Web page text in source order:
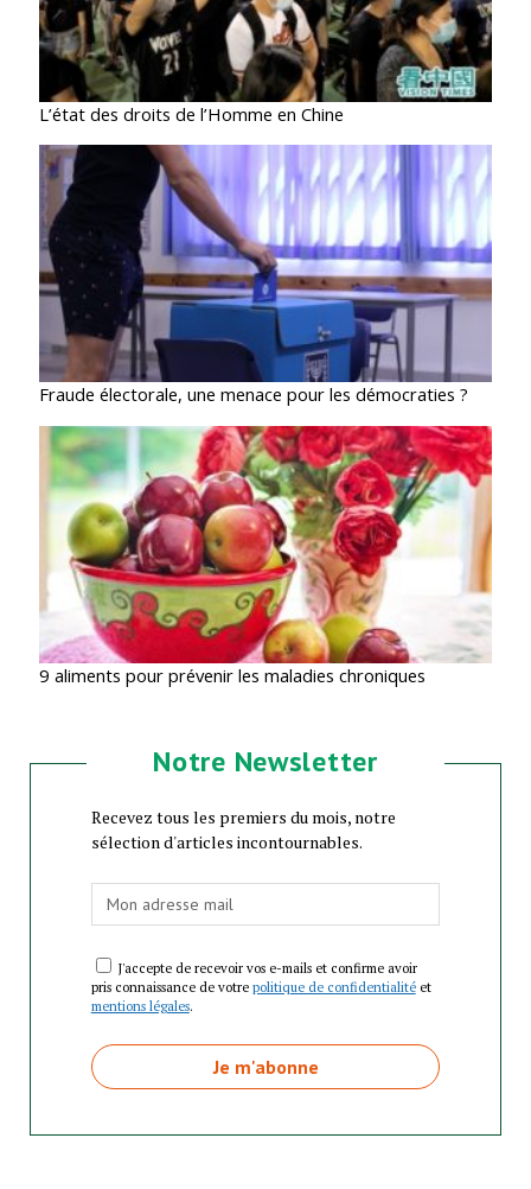
L’état des droits de l’Homme en Chine
Fraude électorale, une menace pour les démocraties ?
9 aliments pour prévenir les maladies chroniques
Notre Newsletter
Recevez tous les premiers du mois, notre
sélection d'articles incontournables.
J'accepte de recevoir vos e-mails et confirme avoir
pris connaissance de votre politique de confidentialitéet
mentions légales.